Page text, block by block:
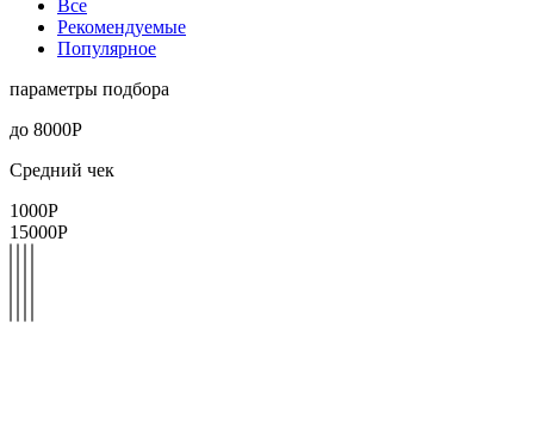
Все
Рекомендуемые
Популярное
параметры подбора
до 8000Р
Средний чек
1000Р
15000Р